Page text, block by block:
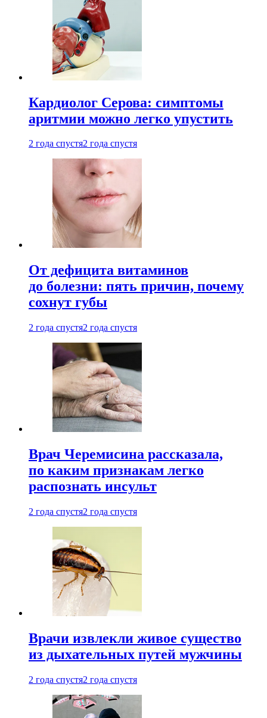
Кардиолог Серова: симптомы
аритмии можно легко упустить
2 года спустя2 года спустя
От дефицита витаминов
до болезни: пять причин, почему
сохнут губы
2 года спустя2 года спустя
Врач Черемисина рассказала,
по каким признакам легко
распознать инсульт
2 года спустя2 года спустя
Врачи извлекли живое существо
из дыхательных путей мужчины
2 года спустя2 года спустя